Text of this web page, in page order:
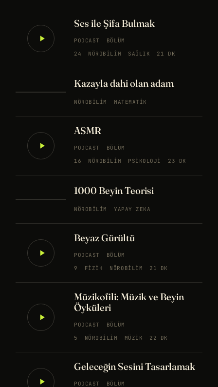
Ses ile Şifa Bulmak
PODCAST
BÖLÜM
24
NÖROBILIM SAĞLIK 21 DK
Kazayla dahi olan adam
NÖROBILIM MATEMATIK
ASMR
PODCAST
BÖLÜM
16
NÖROBILIM PSIKOLOJI 23 DK
1000 Beyin Teorisi
NÖROBILIM YAPAY ZEKA
Beyaz Gürültü
PODCAST
BÖLÜM
9
FIZIK NÖROBILIM 21 DK
Müzikofili: Müzik ve Beyin
Öyküleri
PODCAST
BÖLÜM
5
NÖROBILIM MÜZIK 22 DK
Geleceğin Sesini Tasarlamak
PODCAST BÖLÜM